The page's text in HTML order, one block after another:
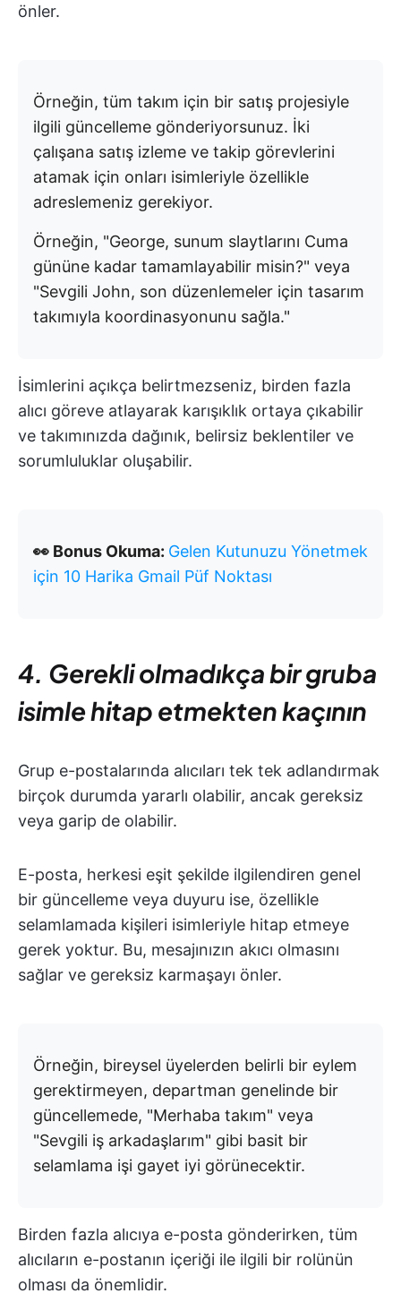
önler.
Örneğin, tüm takım için bir satış projesiyle
ilgili güncelleme gönderiyorsunuz. İki
çalışana satış izleme ve takip görevlerini
atamak için onları isimleriyle özellikle
adreslemeniz gerekiyor.
Örneğin, "George, sunum slaytlarını Cuma
gününe kadar tamamlayabilir misin?" veya
"Sevgili John, son düzenlemeler için tasarım
takımıyla koordinasyonunu sağla."
İsimlerini açıkça belirtmezseniz, birden fazla
alıcı göreve atlayarak karışıklık ortaya çıkabilir
ve takımınızda dağınık, belirsiz beklentiler ve
sorumluluklar oluşabilir.
👀 Bonus Okuma: Gelen Kutunuzu Yönetmek
için 10 Harika Gmail Püf Noktası
4. Gerekli olmadıkça bir gruba
isimle hitap etmekten kaçının
Grup e-postalarında alıcıları tek tek adlandırmak
birçok durumda yararlı olabilir, ancak gereksiz
veya garip de olabilir.
E-posta, herkesi eşit şekilde ilgilendiren genel
bir güncelleme veya duyuru ise, özellikle
selamlamada kişileri isimleriyle hitap etmeye
gerek yoktur. Bu, mesajınızın akıcı olmasını
sağlar ve gereksiz karmaşayı önler.
Örneğin, bireysel üyelerden belirli bir eylem
gerektirmeyen, departman genelinde bir
güncellemede, "Merhaba takım" veya
"Sevgili iş arkadaşlarım" gibi basit bir
selamlama işi gayet iyi görünecektir.
Birden fazla alıcıya e-posta gönderirken, tüm
alıcıların e-postanın içeriği ile ilgili bir rolünün
olması da önemlidir.